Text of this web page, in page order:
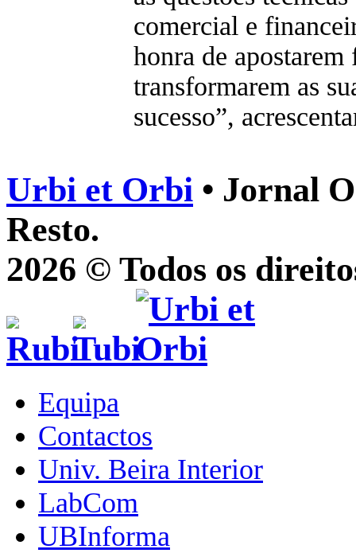
comercial e
honra de
transformarem as
sucesso”,
Urbi et Orbi • Jornal
Resto.
2026 © Todos os
Equipa
Contactos
Univ. Beira Interior
LabCom
UBInforma